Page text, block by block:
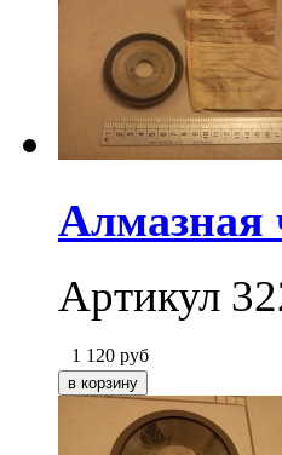
Алмазная
Артикул
1 120 руб